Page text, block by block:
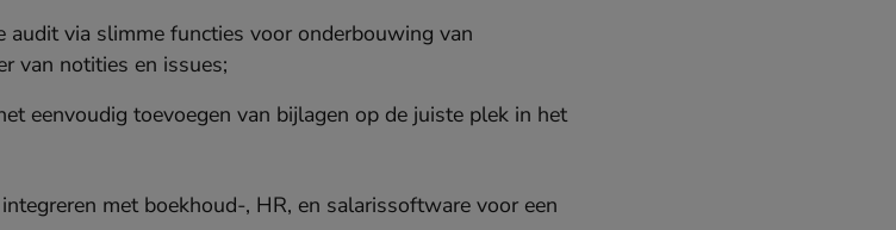
audit via slimme functies voor onderbouwing van
van notities en issues;
eenvoudig toevoegen van bijlagen op de juiste plek in het
met boekhoud-, HR, en salarissoftware voor een